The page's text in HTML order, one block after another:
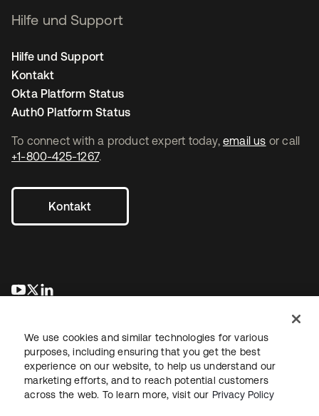
To connect with a product expert today, email us or call
+1-800-425-1267.
Kontakt
wird in einer neuen Registerkarte geöffnet
wird in einer neuen Registerkarte geöffnet
Hilfe und Support
Hilfe und Support
Kontakt
Okta Platform Status
Auth0 Platform Status
RechtDatenschutzrichtlinieNutzungsbedingungenSicherheit
We use cookies and similar technologies for various
purposes, including ensuring that you get the best
experience on our website, to help us understand our
marketing efforts, and to reach potential customers
across the web. To learn more, visit our Privacy Policy